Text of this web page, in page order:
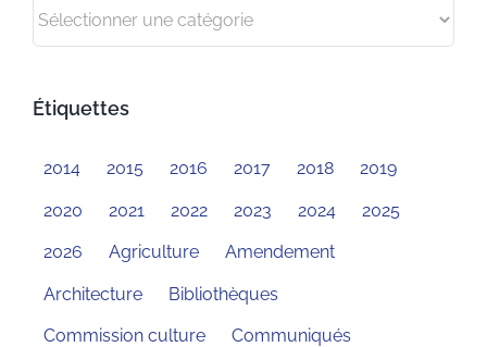
Étiquettes
2014 2015 2016 2017 2018 2019
2020 2021 2022 2023 2024 2025
2026 Agriculture Amendement
Architecture Bibliothèques
Commission culture Communiqués